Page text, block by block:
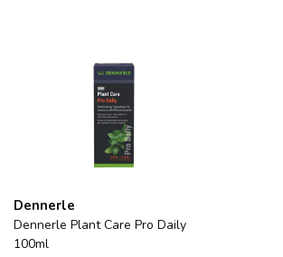
Dennerle
Dennerle Plant Care Pro Daily
100ml